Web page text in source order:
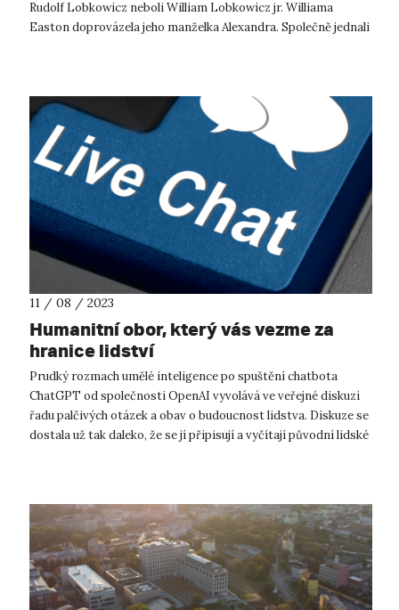
Rudolf Lobkowicz neboli William Lobkowicz jr. Williama
Easton doprovázela jeho manželka Alexandra. Společně jednali
11 / 08 / 2023
Humanitní obor, který vás vezme za
hranice lidství
Prudký rozmach umělé inteligence po spuštění chatbota
ChatGPT od společnosti OpenAI vyvolává ve veřejné diskuzi
řadu palčivých otázek a obav o budoucnost lidstva. Diskuze se
dostala už tak daleko, že se jí připisují a vyčítají původní lidské